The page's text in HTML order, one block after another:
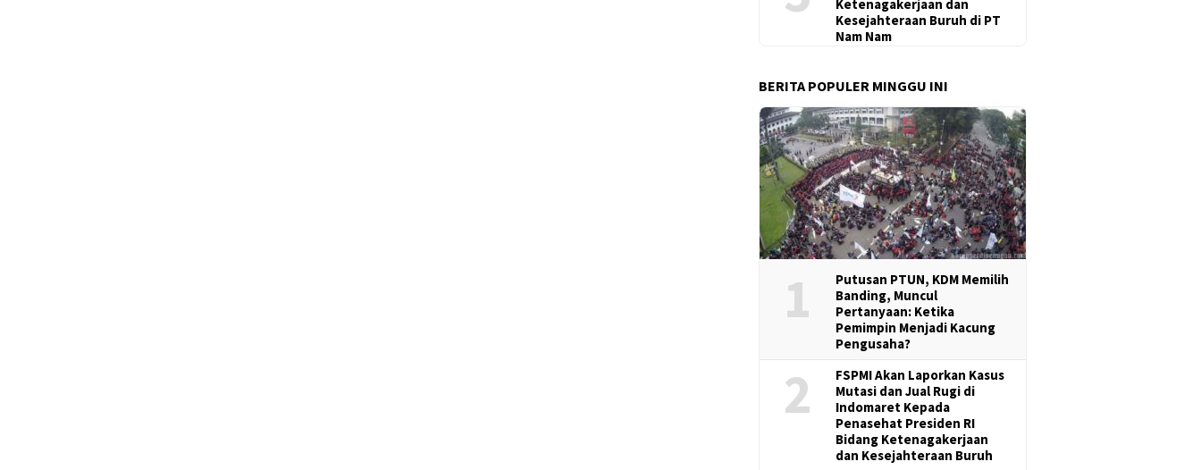
Ketenagakerjaan dan
Kesejahteraan Buruh di PT
Nam Nam
BERITA POPULER MINGGU INI
1
Putusan PTUN, KDM Memilih
Banding, Muncul
Pertanyaan: Ketika
Pemimpin Menjadi Kacung
Pengusaha?
2
FSPMI Akan Laporkan Kasus
Mutasi dan Jual Rugi di
Indomaret Kepada
Penasehat Presiden RI
Bidang Ketenagakerjaan
dan Kesejahteraan Buruh